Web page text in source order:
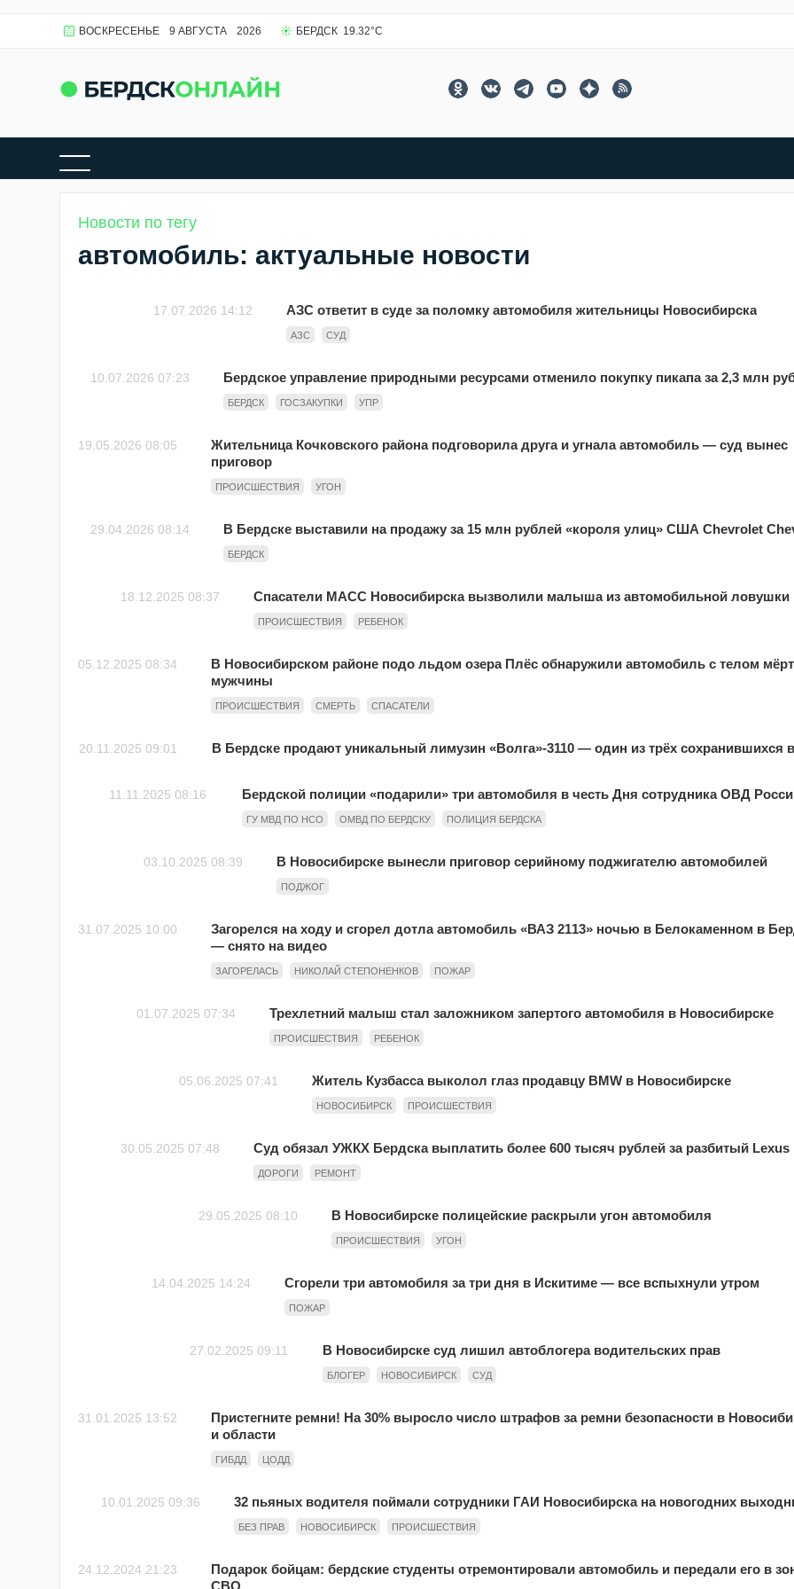
ВОСКРЕСЕНЬЕ 9 АВГУСТА 2026 БЕРДСК 19.32°C
Новости по тегу
автомобиль: актуальные новости
17.07.2026 14:12 АЗС ответит в суде за поломку автомобиля жительницы Новосибирска
АЗС СУД
10.07.2026 07:23 Бердское управление природными ресурсами отменило покупку пикапа за 2,3 млн
БЕРДСК ГОСЗАКУПКИ УПР
19.05.2026 08:05
Жительница Кочковского района подговорила друга и угнала автомобиль — суд вынес
приговор
ПРОИСШЕСТВИЯ УГОН
29.04.2026 08:14 В Бердске выставили на продажу за 15 млн рублей «короля улиц» США Chevrolet
БЕРДСК
18.12.2025 08:37 Спасатели МАСС Новосибирска вызволили малыша из автомобильной ловушки
ПРОИСШЕСТВИЯ РЕБЕНОК
05.12.2025 08:34
В Новосибирском районе подо льдом озера Плёс обнаружили автомобиль с телом
мужчины
ПРОИСШЕСТВИЯ СМЕРТЬ СПАСАТЕЛИ
20.11.2025 09:01 В Бердске продают уникальный лимузин «Волга»-3110 — один из трёх сохранившихся
11.11.2025 08:16 Бердской полиции «подарили» три автомобиля в честь Дня сотрудника ОВД
ГУ МВД ПО НСО ОМВД ПО БЕРДСКУ ПОЛИЦИЯ БЕРДСКА
03.10.2025 08:39 В Новосибирске вынесли приговор серийному поджигателю автомобилей
ПОДЖОГ
31.07.2025 10:00
Загорелся на ходу и сгорел дотла автомобиль «ВАЗ 2113» ночью в Белокаменном в
— снято на видео
ЗАГОРЕЛАСЬ НИКОЛАЙ СТЕПОНЕНКОВ ПОЖАР
01.07.2025 07:34 Трехлетний малыш стал заложником запертого автомобиля в Новосибирске
ПРОИСШЕСТВИЯ РЕБЕНОК
05.06.2025 07:41 Житель Кузбасса выколол глаз продавцу BMW в Новосибирске
НОВОСИБИРСК ПРОИСШЕСТВИЯ
30.05.2025 07:48 Суд обязал УЖКХ Бердска выплатить более 600 тысяч рублей за разбитый Lexus
ДОРОГИ РЕМОНТ
29.05.2025 08:10 В Новосибирске полицейские раскрыли угон автомобиля
ПРОИСШЕСТВИЯ УГОН
14.04.2025 14:24 Сгорели три автомобиля за три дня в Искитиме — все вспыхнули утром
ПОЖАР
27.02.2025 09:11 В Новосибирске суд лишил автоблогера водительских прав
БЛОГЕР НОВОСИБИРСК СУД
31.01.2025 13:52
Пристегните ремни! На 30% выросло число штрафов за ремни безопасности в
и области
ГИБДД ЦОДД
10.01.2025 09:36 32 пьяных водителя поймали сотрудники ГАИ Новосибирска на новогодних
БЕЗ ПРАВ НОВОСИБИРСК ПРОИСШЕСТВИЯ
24.12.2024 21:23
Подарок бойцам: бердские студенты отремонтировали автомобиль и передали его в
СВО